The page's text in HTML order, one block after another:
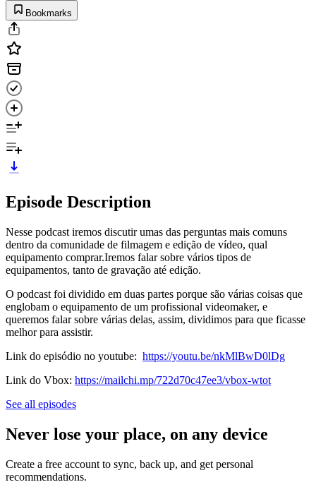
Bookmarks
Episode Description
Nesse podcast iremos discutir umas das perguntas mais comuns
dentro da comunidade de filmagem e edição de vídeo, qual
equipamento comprar.Iremos falar sobre vários tipos de
equipamentos, tanto de gravação até edição.
O podcast foi dividido em duas partes porque são várias coisas que
englobam o equipamento de um profissional videomaker, e
queremos falar sobre várias delas, assim, dividimos para que ficasse
melhor para assistir.
Link do episódio no youtube: https://youtu.be/nkMlBwD0lDg
Link do Vbox: https://mailchi.mp/722d70c47ee3/vbox-wtot
See all episodes
Never lose your place, on any device
Create a free account to sync, back up, and get personal
recommendations.